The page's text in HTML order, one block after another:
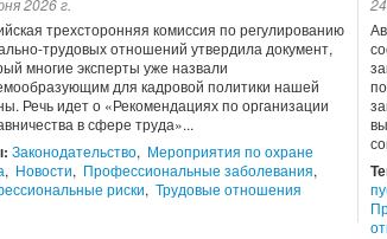
2026 г.
трехсторонняя комиссия по регулированию
трудовых отношений утвердила документ,
многие эксперты уже назвали
для кадровой политики нашей
Речь идет о «Рекомендациях по организации
в сфере труда»...
Законодательство, Мероприятия по охране
, Новости, Профессиональные заболевания,
риски, Трудовые отношения